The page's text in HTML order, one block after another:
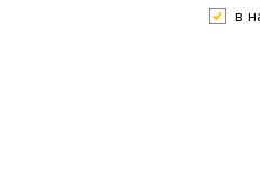
в